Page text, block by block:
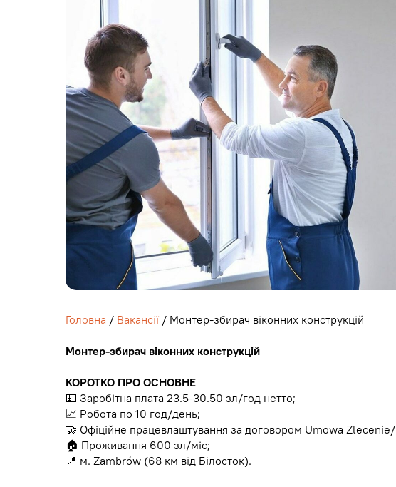
Головна / Вакансії/ Монтер-збирач віконних конструкцій
Монтер-збирач віконних конструкцій
КОРОТКО ПРО ОСНОВНЕ
💵 Заробітна плата 23.5-30.50 зл/год нетто;
📈 Робота по 10 год/день;
🤝 Офіційне працевлаштування за договором Umowa Zlecenie/
🏠 Проживання 600 зл/міс;
📍 м. Zambrów (68 км від Білосток).